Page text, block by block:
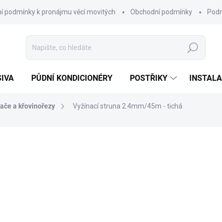
podmínky k pronájmu věcí movitých Obchodní podmínky
Hledat
PŮDNÍ KONDICIONÉRY POSTŘIKY
a křovinořezy Vyžínací struna 2.4mm/45m - tichá